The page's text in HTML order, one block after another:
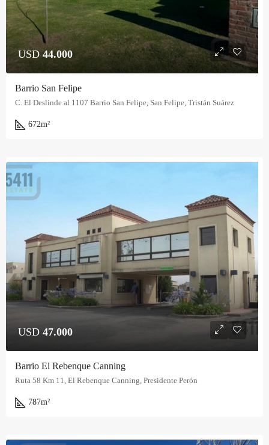
USD44.000
Barrio San Felipe
C. El Deslinde al 1107 Barrio San Felipe, San Felipe, Tristán Suárez
672m²
USD 47.000
Barrio El Rebenque Canning
Ruta 58 Km 11, El Rebenque Canning, Presidente Perón
787m²